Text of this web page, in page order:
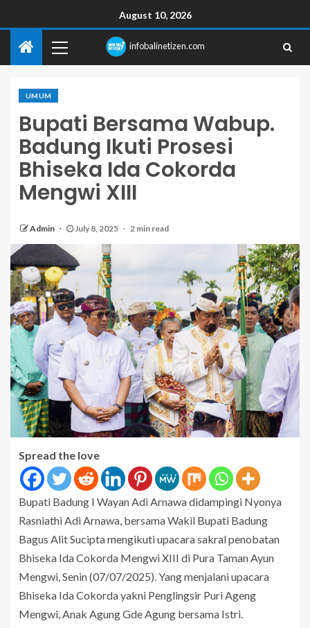
August 10, 2026
infobalinetizen.com
UMUM
Bupati Bersama Wabup.
Badung Ikuti Prosesi
Bhiseka Ida Cokorda
Mengwi XIII
Admin July 8, 2025 2 min read
Spread the love
Bupati Badung I Wayan Adi Arnawa didampingi Nyonya
Rasniathi Adi Arnawa, bersama Wakil Bupati Badung
Bagus Alit Sucipta mengikuti upacara sakral penobatan
Bhiseka Ida Cokorda Mengwi XIII di Pura Taman Ayun
Mengwi, Senin (07/07/2025). Yang menjalani upacara
Bhiseka Ida Cokorda yakni Penglingsir Puri Ageng
Mengwi, Anak Agung Gde Agung bersama Istri.